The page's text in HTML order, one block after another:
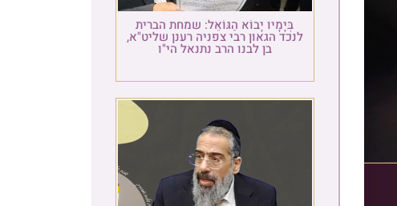
בְּיָמָיו יָבוֹא הַגּוֹאֵל: שמחת הברית
לנכד הגאון רבי צפניה רענן שליט"א,
בן לבנו הרב נתנאל הי"ו